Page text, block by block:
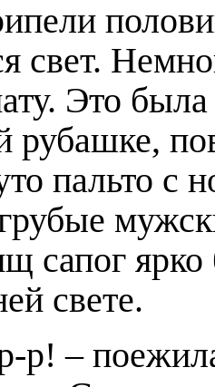
свет.
Это
рубашке,
пальто с
сапог
свете.
p! –